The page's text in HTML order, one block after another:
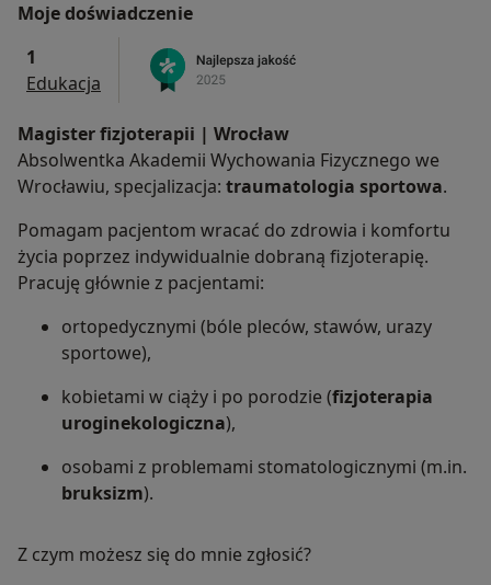
Moje doświadczenie
1
Edukacja
Magister fizjoterapii | Wrocław
Absolwentka Akademii Wychowania Fizycznego we
Wrocławiu, specjalizacja: traumatologia sportowa.
Pomagam pacjentom wracać do zdrowia i komfortu
życia poprzez indywidualnie dobraną fizjoterapię.
Pracuję głównie z pacjentami:
ortopedycznymi (bóle pleców, stawów, urazy
sportowe),
kobietami w ciąży i po porodzie (fizjoterapia
uroginekologiczna),
osobami z problemami stomatologicznymi (m.in.
bruksizm).
Z czym możesz się do mnie zgłosić?